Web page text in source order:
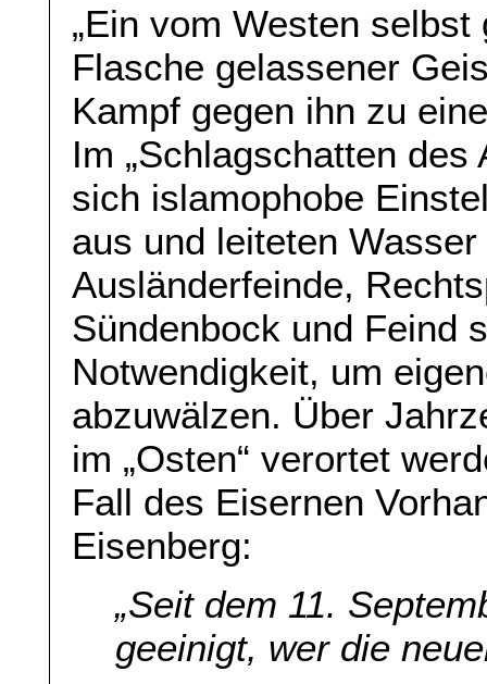
„Ein vom Westen
Flasche gelassener
Kampf gegen ihn zu
Im „Schlagschatten des
sich islamophobe
aus und leiteten
Ausländerfeinde,
Sündenbock und Feind
Notwendigkeit, um
abzuwälzen. Über
im „Osten“ verortet
Fall des Eisernen
Eisenberg:
„Seit dem 11.
geeinigt, wer die